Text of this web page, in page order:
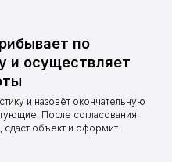
по
и осуществляет
и назовёт окончательную
После согласования
объект и оформит